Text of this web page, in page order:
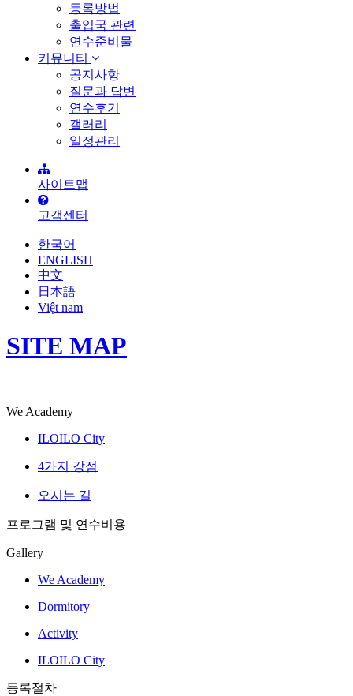
등록방법
출입국 관련
연수준비물
커뮤니티
공지사항
질문과 답변
연수후기
갤러리
일정관리
사이트맵
고객센터
한국어
ENGLISH
中文
日本語
Việt nam
SITE MAP
We Academy
ILOILO City
4가지 강점
오시는 길
프로그램 및 연수비용
Gallery
We Academy
Dormitory
Activity
ILOILO City
등록절차